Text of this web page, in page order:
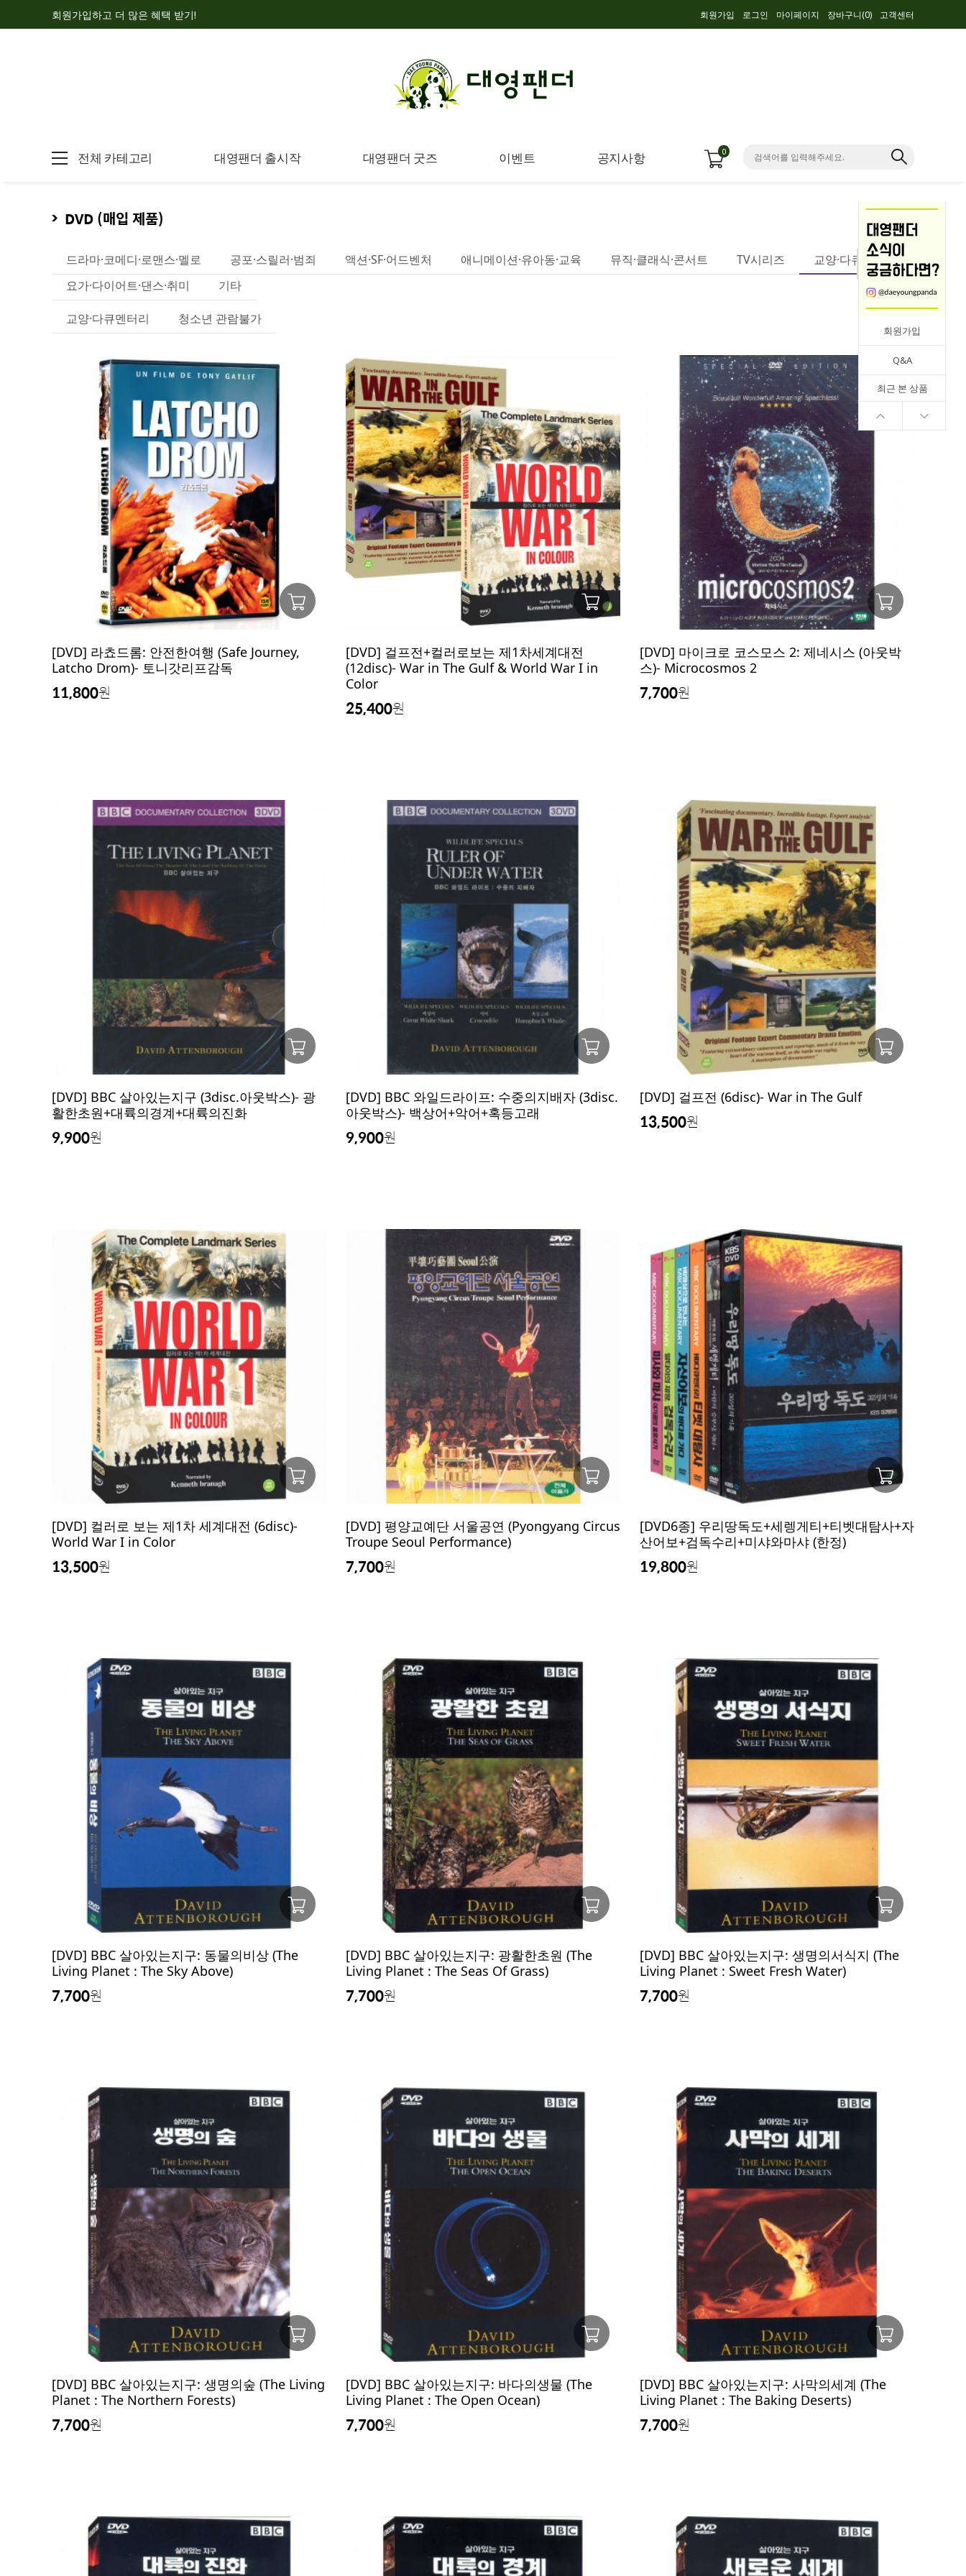
회원가입하고 더 많은 혜택 받기! 회원가입 로그인 마이페이지 장바구니(0) 고객센터
전체 카테고리 대영팬더 출시작 대영팬더 굿즈 이벤트 공지사항 0
회원가입
Q&A
최근 본 상품
DVD (매입 제품)
드라마·코메디·로맨스·멜로 공포·스릴러·범죄 액션·SF·어드벤처 애니메이션·유아동·교육 뮤직·클래식·콘서트 TV시리즈
교양·다큐멘터리
요가·다이어트·댄스·취미
기타
교양·다큐멘터리 청소년 관람불가
[DVD] 라쵸드롬: 안전한여행 (Safe Journey,
Latcho Drom)- 토니갓리프감독
11,800원
[DVD] 걸프전+컬러로보는 제1차세계대전
(12disc)- War in The Gulf & World War I in
Color
25,400원
[DVD] 마이크로 코스모스 2: 제네시스 (아웃박
스)- Microcosmos 2
7,700원
[DVD] BBC 살아있는지구 (3disc.아웃박스)- 광
활한초원+대륙의경계+대륙의진화
9,900원
[DVD] BBC 와일드라이프: 수중의지배자 (3disc.
아웃박스)- 백상어+악어+혹등고래
9,900원
[DVD] 걸프전 (6disc)- War in The Gulf
13,500원
[DVD] 컬러로 보는 제1차 세계대전 (6disc)-
World War I in Color
13,500원
[DVD] 평양교예단 서울공연 (Pyongyang Circus
Troupe Seoul Performance)
7,700원
[DVD6종] 우리땅독도+세렝게티+티벳대탐사+자
산어보+검독수리+미샤와마샤 (한정)
19,800원
[DVD] BBC 살아있는지구: 동물의비상 (The
Living Planet : The Sky Above)
7,700원
[DVD] BBC 살아있는지구: 광활한초원 (The
Living Planet : The Seas Of Grass)
7,700원
[DVD] BBC 살아있는지구: 생명의서식지 (The
Living Planet : Sweet Fresh Water)
7,700원
[DVD] BBC 살아있는지구: 생명의숲 (The Living
Planet : The Northern Forests)
7,700원
[DVD] BBC 살아있는지구: 바다의생물 (The
Living Planet : The Open Ocean)
7,700원
[DVD] BBC 살아있는지구: 사막의세계 (The
Living Planet : The Baking Deserts)
7,700원